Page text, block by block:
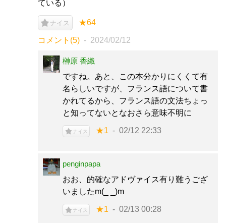
ている）
ナイス ★64
コメント(5) 2024/02/12
榊原 香織
ですね。あと、この本分かりにくくて有
名らしいですが、フランス語について書
かれてるから、フランス語の文法ちょっ
と知ってないとなおさら意味不明に
ナイス ★1 02/12 22:33
penginpapa
おお、的確なアドヴァイス有り難うござ
いましたm(_ _)m
ナイス ★1 02/13 00:28